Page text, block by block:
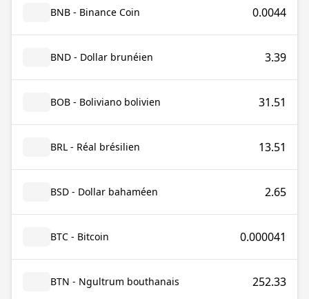
BNB - Binance Coin 0.0044
BND - Dollar brunéien 3.39
BOB - Boliviano bolivien 31.51
BRL - Réal brésilien 13.51
BSD - Dollar bahaméen 2.65
BTC - Bitcoin 0.000041
BTN - Ngultrum bouthanais 252.33